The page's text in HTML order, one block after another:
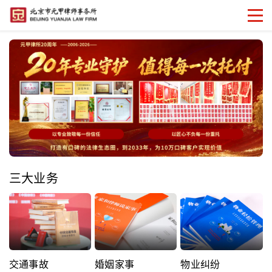
三大业务
交通事故 婚姻家事 物业纠纷